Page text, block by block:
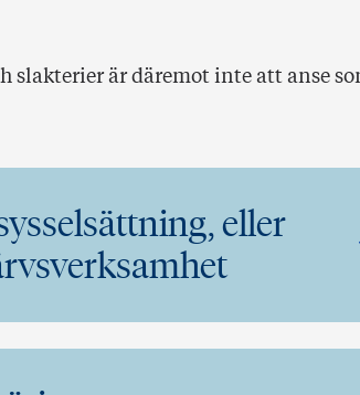
slakterier är däremot inte att anse
eller